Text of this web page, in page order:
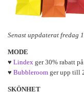
Senast uppdaterat fredag
MODE
♥ Lindex ger 30% rabatt
♥ Bubbleroom ger upp till
SKÖNHET